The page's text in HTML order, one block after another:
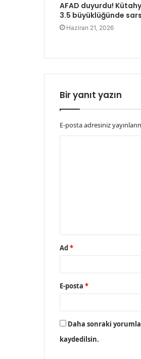
AFAD duyurdu!
3.5 büyüklüğünde
Haziran 21, 2026
Bir yanıt yazın
E-posta adresiniz
Ad*
E-posta *
Daha sonraki
kaydedilsin.